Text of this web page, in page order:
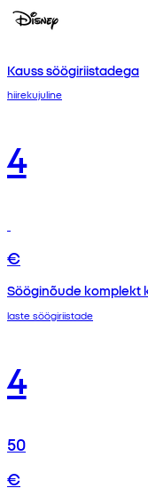
Kauss söögiriistadega
hiirekujuline
4
€
Sööginõude komplekt
laste söögiriistade
4
50
€